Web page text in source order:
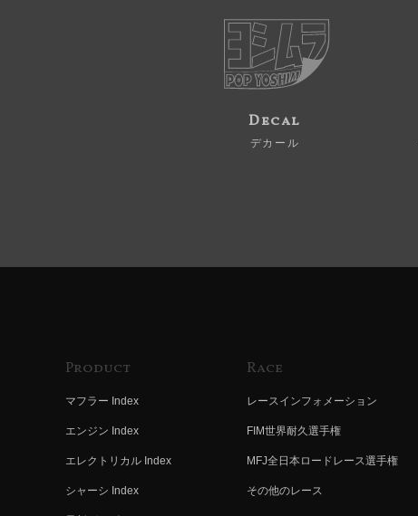
Decal
デカール
Product
マフラー Index
エンジン Index
エレクトリカル Index
シャーシ Index
Race
レースインフォメーション
FIM世界耐久選手権
MFJ全日本ロードレース選手権
その他のレース